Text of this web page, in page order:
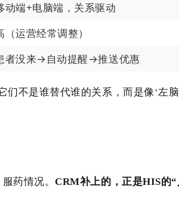
动端+电脑端，关系驱动
（运营经常调整）
者没来→自动提醒→推送优惠
们不是谁替代谁的关系，而是像‘左脑
药情况。CRM补上的，正是HIS的“